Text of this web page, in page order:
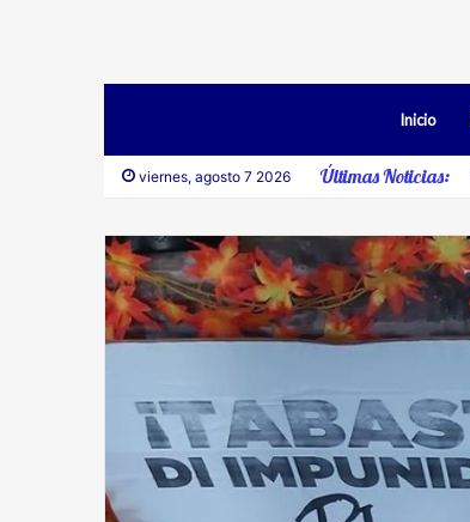
Inicio
viernes, agosto 7 2026 Últimas Noticias: